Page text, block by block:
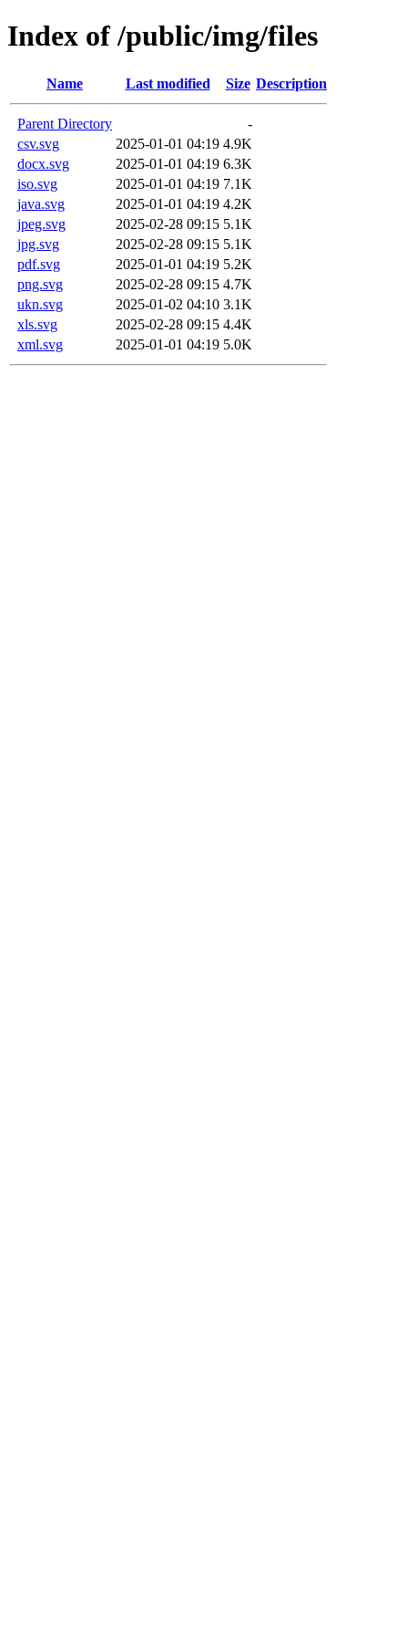
Index of /public/img/files
Name Last modified Size Description
Parent Directory
-
csv.svg
2025-01-01 04:19 4.9K
docx.svg
2025-01-01 04:19 6.3K
iso.svg
2025-01-01 04:19 7.1K
java.svg
2025-01-01 04:19 4.2K
jpeg.svg
2025-02-28 09:15 5.1K
jpg.svg
2025-02-28 09:15 5.1K
pdf.svg
2025-01-01 04:19 5.2K
png.svg
2025-02-28 09:15 4.7K
ukn.svg
2025-01-02 04:10 3.1K
xls.svg
2025-02-28 09:15 4.4K
xml.svg
2025-01-01 04:19 5.0K